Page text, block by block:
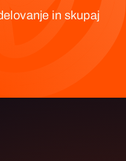
in skupaj